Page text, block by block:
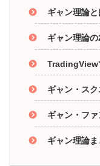
ギャン理論と
ギャン理論
TradingView
ギャン・スク
ギャン・フ
ギャン理論